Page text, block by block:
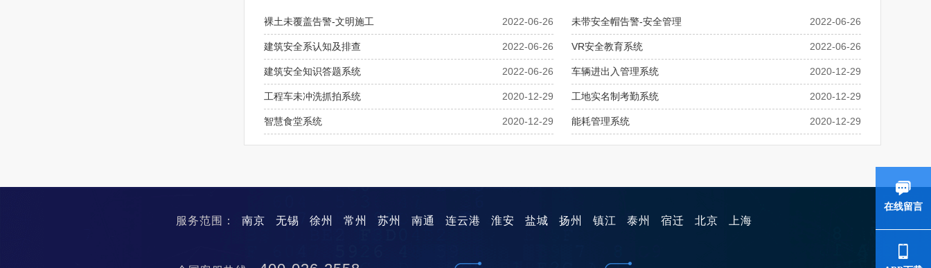
2022-06-26
裸土未覆盖告警-文明施工 2022-06-26
未带安全帽告警-安全管理
2022-06-26
建筑安全系认知及排查 2022-06-26
VR安全教育系统
2022-06-26
建筑安全知识答题系统 2020-12-29
车辆进出入管理系统
2020-12-29
工程车未冲洗抓拍系统 2020-12-29
工地实名制考勤系统
2020-12-29
智慧食堂系统 2020-12-29
能耗管理系统
服务范围： 南京 无锡 徐州 常州 苏州 南通 连云港 淮安 盐城 扬州 镇江 泰州 宿迁 北京 上海
在线留言